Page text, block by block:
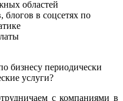
областей
блогов в соцсетях по
бизнесу периодически
услуги?
с компаниями в